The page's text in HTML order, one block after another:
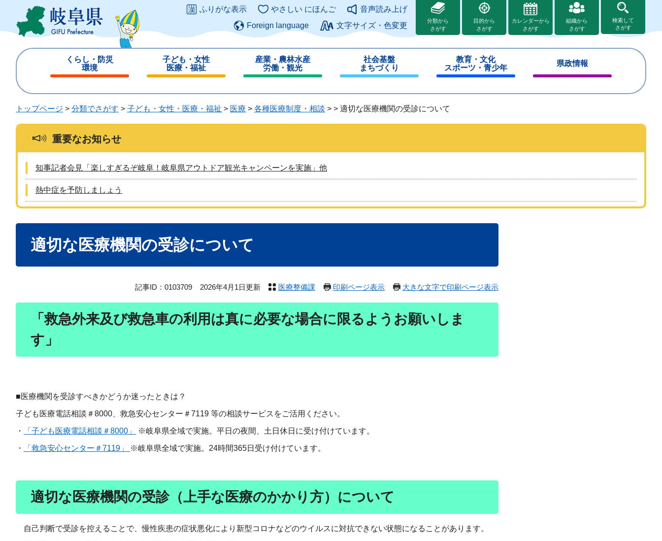
ジ
ュ
このページの本文へ
ふりがな表示 やさしい にほんご
音声読み上げ
Foreign language
文字サイズ・色変更
分類から
さがす
目的から
さがす
カレンダーから
さがす
組織から
さがす
検索して
さがす
くらし・防災
環境
じ
子ども・女性
医療・福祉
じ
産業・農林水産
労働・観光
じ
る
社会基盤
まちづくり
じ
る
教育・文化
スポーツ・青少年
じ
県政情報
じ
トップページ > 分類でさがす > 子ども・女性・医療・福祉 > 医療 > 各種医療制度・相談 > > 適切な医療機関の受診について
重要なお知らせ
知事記者会見「楽しすぎるぞ岐阜！岐阜県アウトドア観光キャンペーンを実施」他
熱中症を予防しましょう
適切な医療機関の受診について
記事ID：0103709 2026年4月1日更新 医療整備課 印刷ページ表示 大きな文字で印刷ページ表示
「救急外来及び救急車の利用は真に必要な場合に限るようお願いしま
す」
■医療機関を受診すべきかどうか迷ったときは？
子ども医療電話相談＃8000、救急安心センター＃7119 等の相談サービスをご活用ください。
・ 「子ども医療電話相談＃8000」 ※岐阜県全域で実施。平日の夜間、土日休日に受け付けています。
・ 「救急安心センター＃7119」 ※岐阜県全域で実施。24時間365日受け付けています。
適切な医療機関の受診（上手な医療のかかり方）について
自己判断で受診を控えることで、慢性疾患の症状悪化により新型コロナなどのウイルスに対抗できない状態になることがあります。